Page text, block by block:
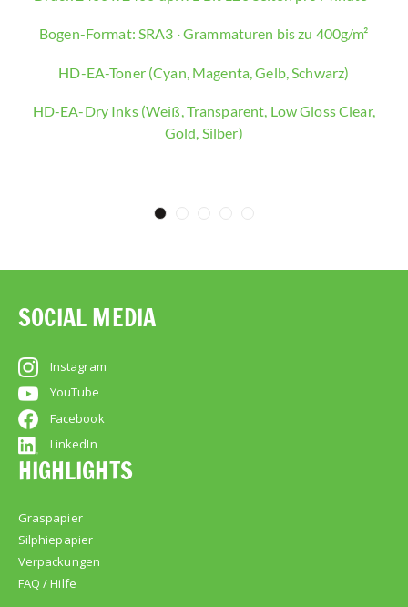
Bogen-Format: SRA3 · Grammaturen bis zu 400g/m²
HD-EA-Toner (Cyan, Magenta, Gelb, Schwarz)
HD-EA-Dry Inks (Weiß, Transparent, Low Gloss Clear,
Gold, Silber)
SOCIAL MEDIA
Instagram
YouTube
Facebook
LinkedIn
HIGHLIGHTS
Graspapier
Silphiepapier
Verpackungen
FAQ / Hilfe